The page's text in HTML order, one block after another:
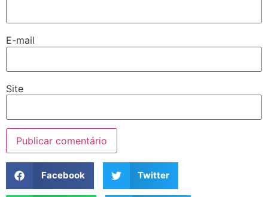
E-mail
Site
Facebook Twitter